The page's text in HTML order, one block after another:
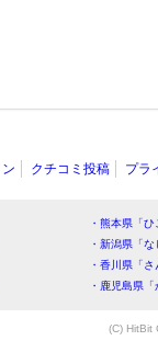
クチコミ投稿 プラ
・熊本県「
・新潟県「
・香川県「
・鹿児島県
(C) HitBit